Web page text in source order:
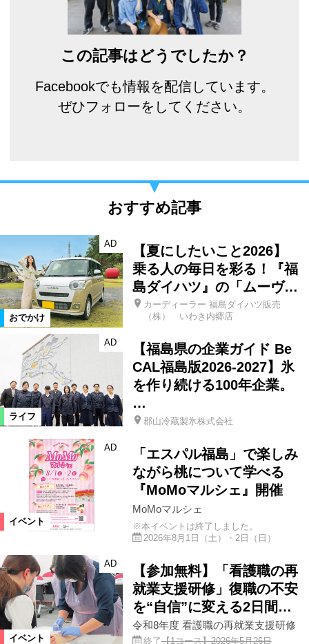
この記事はどうでしたか？
Facebookでも情報を配信しています。
ぜひフォローをしてください。
おすすめ記事
おでかけ
AD
【夏にしたいこと2026】
乗る人の毎日を彩る！『福
島ダイハツ』の「ムーヴ…
カーディーラー 福島ダイハツ販売
（株） いわき内郷店
ライフ
AD
【福島県の企業ガイド Be
CAL福島版2026-2027】氷
を作り続ける100年企業。
…
郡山冷蔵製氷株式会社
イベント
AD
「エスパル福島」で楽しみ
ながら桃について学べる
『MoMoマルシェ』開催
MoMoマルシェ
※本イベントは終了しました。
2026年8月1日（土）・2日（日）
イベント
AD
【参加無料】「看護職の再
就業支援研修」復職の不安
を“自信”に変える2日間…
令和8年度 看護職の再就業支援研修
終了【1コース】2026年5月26日